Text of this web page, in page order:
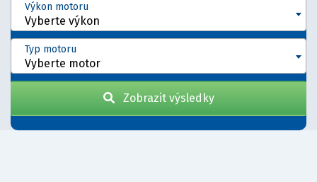
Vyberte výkon
Výkon motoru
Vyberte motor
Typ motoru
Zobrazit výsledky